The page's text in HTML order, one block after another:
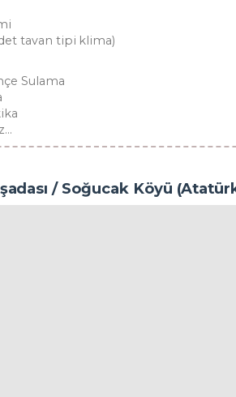
tavan tipi klima)
Sulama
/ Soğucak Köyü